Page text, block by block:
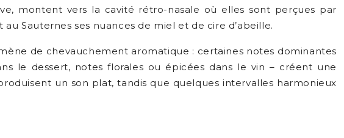
montent vers la cavité rétro-nasale où elles sont perçues par
Sauternes ses nuances de miel et de cire d’abeille.
de chevauchement aromatique : certaines notes dominantes
le dessert, notes florales ou épicées dans le vin – créent une
un son plat, tandis que quelques intervalles harmonieux